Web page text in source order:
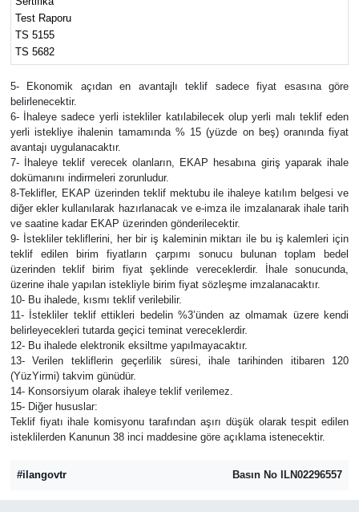
Test Raporu
TS 5155
TS 5682
5- Ekonomik açıdan en avantajlı teklif sadece fiyat esasına göre
belirlenecektir.
6- İhaleye sadece yerli istekliler katılabilecek olup yerli malı teklif eden
yerli istekliye ihalenin tamamında % 15 (yüzde on beş) oranında fiyat
avantajı uygulanacaktır.
7- İhaleye teklif verecek olanların, EKAP hesabına giriş yaparak ihale
dokümanını indirmeleri zorunludur.
8-Teklifler, EKAP üzerinden teklif mektubu ile ihaleye katılım belgesi ve
diğer ekler kullanılarak hazırlanacak ve e-imza ile imzalanarak ihale tarih
ve saatine kadar EKAP üzerinden gönderilecektir.
9- İstekliler tekliflerini, her bir iş kaleminin miktarı ile bu iş kalemleri için
teklif edilen birim fiyatların çarpımı sonucu bulunan toplam bedel
üzerinden teklif birim fiyat şeklinde vereceklerdir. İhale sonucunda,
üzerine ihale yapılan istekliyle birim fiyat sözleşme imzalanacaktır.
10- Bu ihalede, kısmı teklif verilebilir.
11- İstekliler teklif ettikleri bedelin %3’ünden az olmamak üzere kendi
belirleyecekleri tutarda geçici teminat vereceklerdir.
12- Bu ihalede elektronik eksiltme yapılmayacaktır.
13- Verilen tekliflerin geçerlilik süresi, ihale tarihinden itibaren 120
(YüzYirmi) takvim günüdür.
14- Konsorsiyum olarak ihaleye teklif verilemez.
15- Diğer hususlar:
Teklif fiyatı ihale komisyonu tarafından aşırı düşük olarak tespit edilen
isteklilerden Kanunun 38 inci maddesine göre açıklama istenecektir.
#ilangovtr Basın No ILN02296557